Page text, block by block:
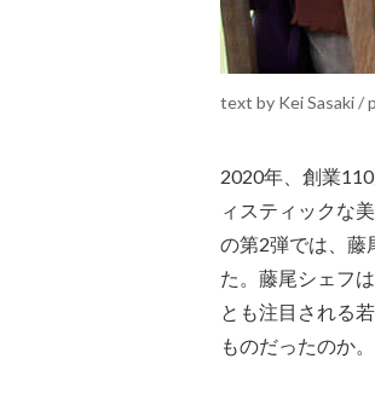
text by Kei Sasaki /
2020年、創業
ィスティックな
の第2弾では、藤
た。藤尾シェフ
とも注目される
ものだったのか